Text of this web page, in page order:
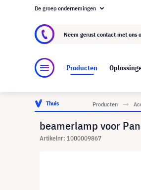
Over visunext.nl
De groep ondernemingen
Neem gerust contact met ons
Producten
Thuis Producten
beamerlamp voor
Artikelnr: 1000009867